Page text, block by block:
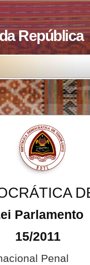
República
Parlamento
15/2011
Penal